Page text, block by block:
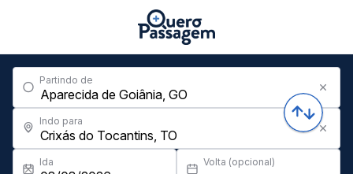
Partindo de
Indo para
Ida Volta (opcional)